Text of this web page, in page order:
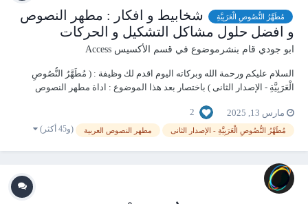
مُطَهَّرُ النُّصُوصِ الْعَرَبِيَّةِ
شخابيط و افكار : مطهر النصوص
و افضل حلول مشاكل التشكيل و الحركات
ابو جودي قام بنشرموضوع في قسم الأكسيس Access
السلام عليكم ورحمة الله وبركاته اليوم اقدم لك وظيفة : ( مُطَهَّرُ النُّصُوصِ
الْعَرَبِيَّةِ - الإصدار الثانى ) باختصار بعد هذا الموضوع : اداة مطهر النصوص
العربية (وغيرها) بكفاءة عالية مع دعم...
مارس 13, 2025 2
مُطَهَّرُ النُّصُوصِ الْعَرَبِيَّةِ - الإصدار الثانى مطهر النصوص العربية (و45 أكثر)